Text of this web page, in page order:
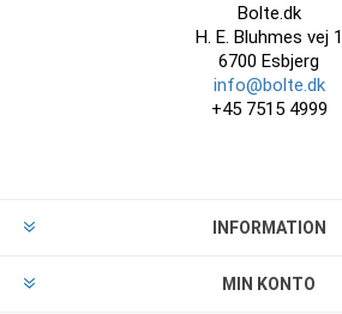
Bolte.dk
H. E. Bluhmes vej 1
6700 Esbjerg
info@bolte.dk
+45 7515 4999
INFORMATION
MIN KONTO